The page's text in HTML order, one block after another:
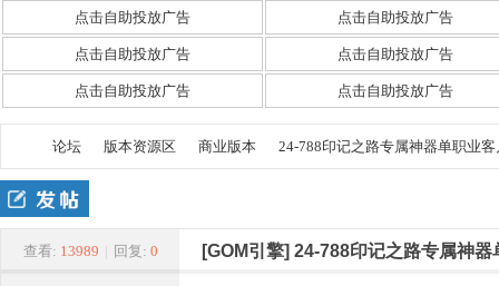
点击自助投放广告 点击自助投放广告
点击自助投放广告 点击自助投放广告
点击自助投放广告 点击自助投放广告
»
论坛 版本资源区 商业版本
›
24-788印记之路专属神器单职业客
查看: 13989 | 回复: 0 [GOM引擎] 24-788印记之路专属神